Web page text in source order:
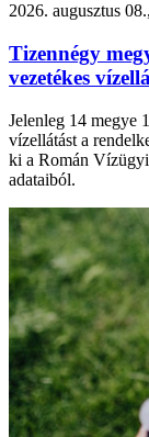
2026. augusztus
Tizennégy
vezetékes
Jelenleg 14 megye
vízellátást a
ki a Román
adataiból.